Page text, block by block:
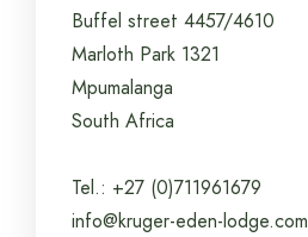
Buffel street 4457/4610
Marloth Park 1321
Mpumalanga
South Africa
Tel.: +27 (0)711961679
info@kruger-eden-lodge.com